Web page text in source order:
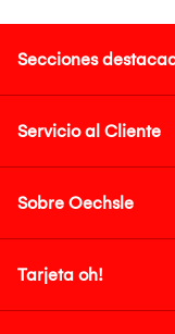
Secciones
Servicio al Cliente
Sobre Oechsle
Tarjeta oh!